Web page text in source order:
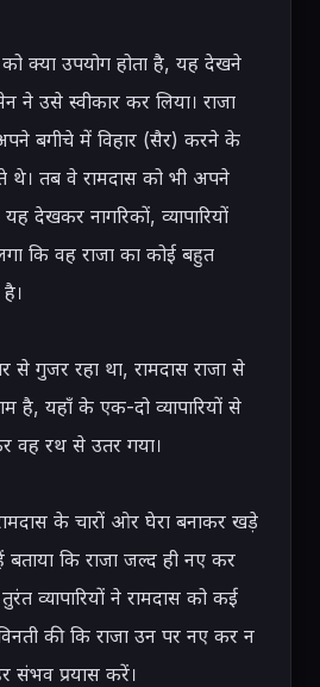
क्या उपयोग होता है, यह देखने
ने उसे स्वीकार कर लिया। राजा
बगीचे में विहार (सैर) करने के
थे। तब वे रामदास को भी अपने
देखकर नागरिकों, व्यापारियों
कि वह राजा का कोई बहुत
से गुजर रहा था, रामदास राजा से
है, यहाँ के एक-दो व्यापारियों से
वह रथ से उतर गया।
के चारों ओर घेरा बनाकर खड़े
बताया कि राजा जल्द ही नए कर
व्यापारियों ने रामदास को कई
की कि राजा उन पर नए कर न
संभव प्रयास करें।